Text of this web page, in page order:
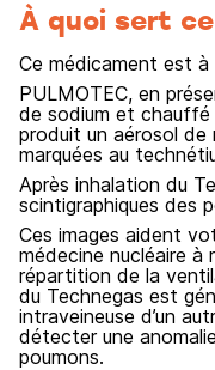
À quoi sert
Ce médicament est à
PULMOTEC, en
de sodium et chauffé
produit un aérosol
marquées au
Après inhalation du
scintigraphiques des
Ces images aident
médecine nucléaire à
répartition de la
du Technegas est
intraveineuse d’un
détecter une
poumons.